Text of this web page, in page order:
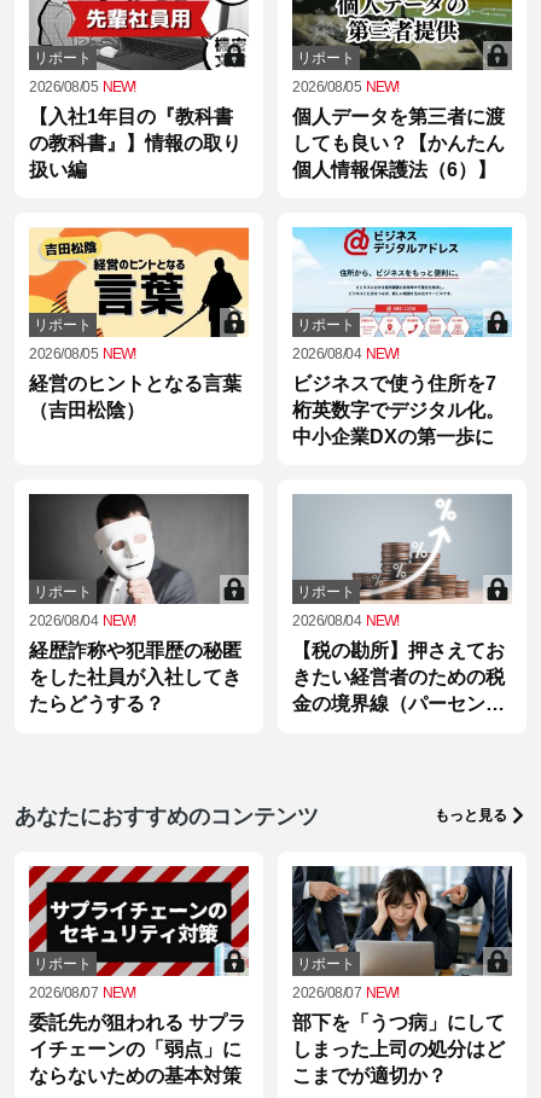
リポート
2026/08/05 NEW!
【入社1年目の『教科書
の教科書』】情報の取り
扱い編
リポート
2026/08/05 NEW!
個人データを第三者に渡
しても良い？【かんたん
個人情報保護法（6）】
リポート
2026/08/05 NEW!
経営のヒントとなる言葉
（吉田松陰）
リポート
2026/08/04 NEW!
ビジネスで使う住所を7
桁英数字でデジタル化。
中小企業DXの第一歩に
リポート
2026/08/04 NEW!
経歴詐称や犯罪歴の秘匿
をした社員が入社してき
たらどうする？
リポート
2026/08/04 NEW!
【税の勘所】押さえてお
きたい経営者のための税
金の境界線（パーセンテ
あなたにおすすめのコンテンツ もっと見る
リポート
2026/08/07 NEW!
委託先が狙われる サプラ
イチェーンの「弱点」に
ならないための基本対策
リポート
2026/08/07 NEW!
部下を「うつ病」にして
しまった上司の処分はど
こまでが適切か？